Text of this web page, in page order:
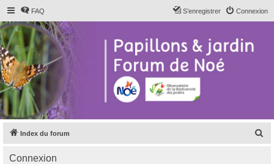
FAQ Connexion
S’enregistrer
Index du forum
Connexion